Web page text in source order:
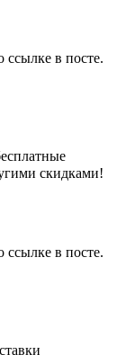
ссылке в посте.
скидками!
ссылке в посте.